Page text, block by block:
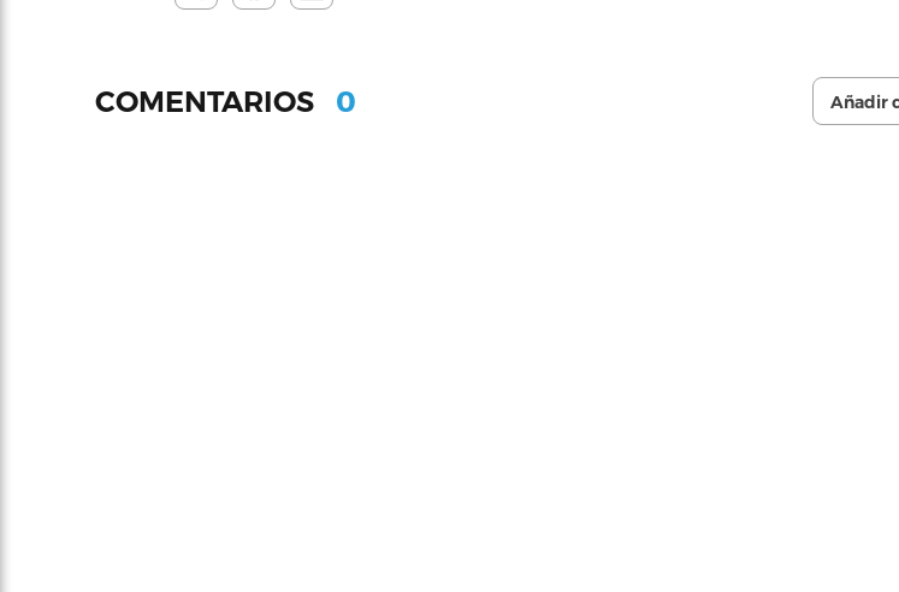
COMENTARIOS 0 Añadir